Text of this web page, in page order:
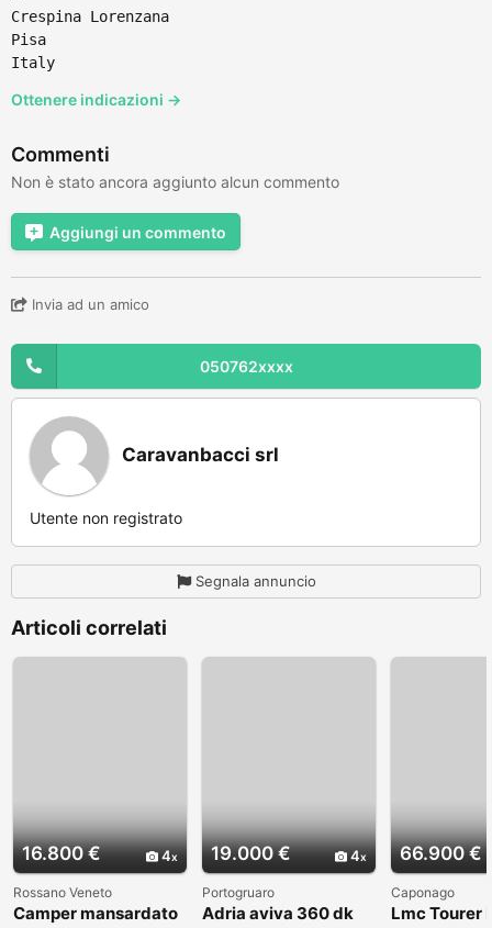
Crespina Lorenzana
Pisa
Italy
Ottenere indicazioni →
Commenti
Non è stato ancora aggiunto alcun commento
Aggiungi un commento
Invia ad un amico
050762xxxx
Caravanbacci srl
Utente non registrato
Segnala annuncio
Articoli correlati
16.800 € 4
Rossano Veneto
Camper mansardato
19.000 € 4
Portogruaro
Adria aviva 360 dk
66.900 €
Caponago
Lmc Tourer